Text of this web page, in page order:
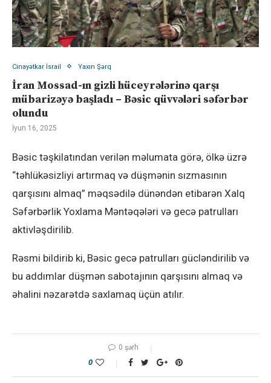
Cinayətkar İsrail Yaxın Şərq
İran Mossad-ın gizli hüceyrələrinə qarşı
mübarizəyə başladı – Bəsic qüvvələri səfərbər
olundu
İyun 16, 2025
Bəsic təşkilatından verilən məlumata görə, ölkə üzrə
“təhlükəsizliyi artırmaq və düşmənin sızmasının
qarşısını almaq” məqsədilə dünəndən etibarən Xalq
Səfərbərlik Yoxlama Məntəqələri və gecə patrulları
aktivləşdirilib.
Rəsmi bildirib ki, Bəsic gecə patrulları gücləndirilib və
bu addımlar düşmən sabotajının qarşısını almaq və
əhalini nəzarətdə saxlamaq üçün atılır.
0 şərh
0